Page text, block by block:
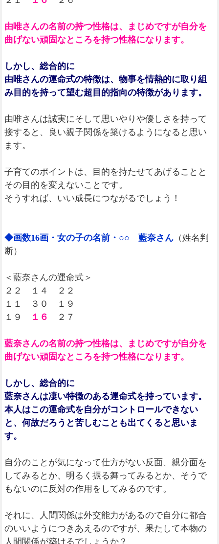
由唯さんの名前の持つ性格は、まじめですが自分を
曲げない頑固なところを持つ性格になります。
しかし、総合的に
由唯さんの運命式の特徴は、物事を情熱的に取り組
み目的を持って望む超目的指向の特徴があります。
由唯さんは誠実にそして思いやりや優しさを持って
接すると、良い親子関係を築けるようになると思い
ます。
子育てのポイントは、目的を持たせてあげることと
その目的を変えないことです。
そうすれば、いい成長につながるでしょう！
◆画数16画・女の子の名前・○○ 藍奈さん（姓名判
断）
＜藍奈さんの運命式＞
２２ １４ ２２
１１ ３０ １９
１９
１６ ２７
藍奈さんの名前の持つ性格は、まじめですが自分を
曲げない頑固なところを持つ性格になります。
しかし、総合的に
藍奈さんは凄い特徴のある運命式を持っています。
本人はこの運命式を自分がコントロールできない
と、何故だろうと苦しむことも出てくると思いま
す。
自分のことが気になって仕方がない反面、親分面を
してみるとか、明るく振る舞ってみるとか、そうで
もないのに反対の作用をしてみるのです。
それに、人間関係は外交能力があるので自分に都合
のいいようにつきあえるのですが、果たして本物の
人間関係が築けるでしょうか？